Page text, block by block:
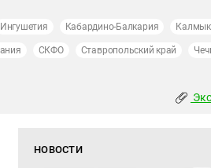
Ингушетия Кабардино-Балкария
СКФО Ставропольский край
НОВОСТИ